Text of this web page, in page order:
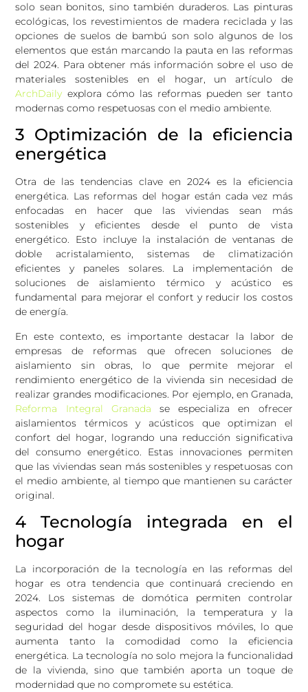
solo sean bonitos, sino también duraderos. Las pinturas
ecológicas, los revestimientos de madera reciclada y las
opciones de suelos de bambú son solo algunos de los
elementos que están marcando la pauta en las reformas
del 2024. Para obtener más información sobre el uso de
materiales sostenibles en el hogar, un artículo de
ArchDaily explora cómo las reformas pueden ser tanto
modernas como respetuosas con el medio ambiente.
3 Optimización de la eficiencia
energética
Otra de las tendencias clave en 2024 es la eficiencia
energética. Las reformas del hogar están cada vez más
enfocadas en hacer que las viviendas sean más
sostenibles y eficientes desde el punto de vista
energético. Esto incluye la instalación de ventanas de
doble acristalamiento, sistemas de climatización
eficientes y paneles solares. La implementación de
soluciones de aislamiento térmico y acústico es
fundamental para mejorar el confort y reducir los costos
de energía.
En este contexto, es importante destacar la labor de
empresas de reformas que ofrecen soluciones de
aislamiento sin obras, lo que permite mejorar el
rendimiento energético de la vivienda sin necesidad de
realizar grandes modificaciones. Por ejemplo, en Granada,
Reforma Integral Granada se especializa en ofrecer
aislamientos térmicos y acústicos que optimizan el
confort del hogar, logrando una reducción significativa
del consumo energético. Estas innovaciones permiten
que las viviendas sean más sostenibles y respetuosas con
el medio ambiente, al tiempo que mantienen su carácter
original.
4 Tecnología integrada en el
hogar
La incorporación de la tecnología en las reformas del
hogar es otra tendencia que continuará creciendo en
2024. Los sistemas de domótica permiten controlar
aspectos como la iluminación, la temperatura y la
seguridad del hogar desde dispositivos móviles, lo que
aumenta tanto la comodidad como la eficiencia
energética. La tecnología no solo mejora la funcionalidad
de la vivienda, sino que también aporta un toque de
modernidad que no compromete su estética.